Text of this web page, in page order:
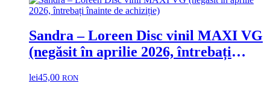
Sandra ‎– Loreen Disc vinil MAXI VG
(negăsit în aprilie 2026, întrebați
lei45,00 RON